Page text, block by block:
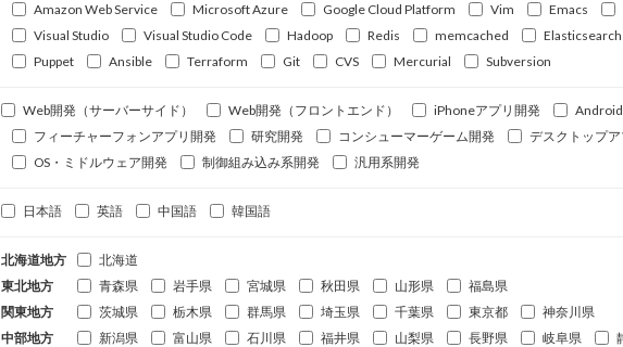
Amazon Web Service
Microsoft Azure Google Cloud Platform Vim Emacs
Visual Studio
Visual Studio Code Hadoop Redis memcached Elasticsearch
Puppet
Ansible Terraform Git CVS Mercurial Subversion
Web開発（サーバーサイド） Web開発（フロントエンド） iPhoneアプリ開発
フィーチャーフォンアプリ開発
研究開発 コンシューマーゲーム開発
デスクトップ
OS・ミドルウェア開発
制御組み込み系開発 汎用系開発
日本語 英語 中国語 韓国語
北海道地方
北海道
東北地方
青森県 岩手県 宮城県 秋田県 山形県
福島県
関東地方
茨城県 栃木県 群馬県 埼玉県 千葉県 東京都
神奈川県
中部地方
新潟県 富山県 石川県 福井県 山梨県 長野県 岐阜県